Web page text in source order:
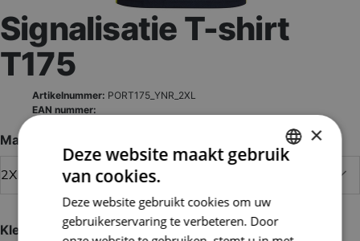
Signalisatie T-shirt
T175
Artikelnummer: PORT175_YNR_2XL
EAN nummer:
Maat
Kleur
×
Deze website maakt gebruik
van cookies.
Deze website gebruikt cookies om uw
gebruikerservaring te verbeteren. Door